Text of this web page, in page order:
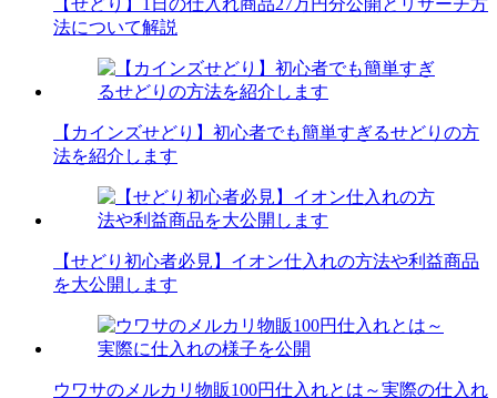
【せどり】1日の仕入れ商品27万円分公開とリサーチ方
法について解説
【カインズせどり】初心者でも簡単すぎるせどりの方
法を紹介します
【せどり初心者必見】イオン仕入れの方法や利益商品
を大公開します
ウワサのメルカリ物販100円仕入れとは～実際の仕入れ